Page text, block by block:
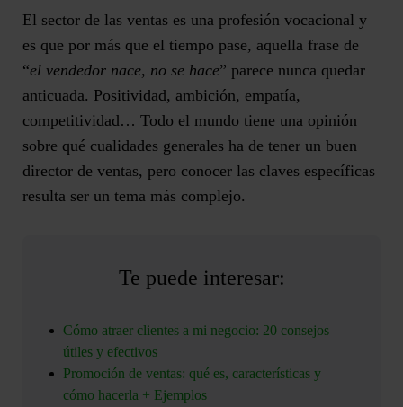
El sector de las ventas es una profesión vocacional y
es que por más que el tiempo pase, aquella frase de
“el vendedor nace, no se hace” parece nunca quedar
anticuada. Positividad, ambición, empatía,
competitividad… Todo el mundo tiene una opinión
sobre qué cualidades generales ha de tener un buen
director de ventas, pero conocer las claves específicas
resulta ser un tema más complejo.
Te puede interesar:
Cómo atraer clientes a mi negocio: 20 consejos
útiles y efectivos
Promoción de ventas: qué es, características y
cómo hacerla + Ejemplos